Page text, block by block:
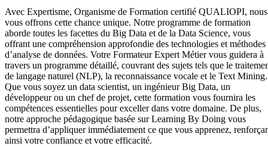
Avec Expertisme, Organisme de Formation certifié QUALIOPI, nous
vous offrons cette chance unique. Notre programme de formation
aborde toutes les facettes du Big Data et de la Data Science, vous
offrant une compréhension approfondie des technologies et méthodes
d’analyse de données. Votre Formateur Expert Métier vous guidera à
travers un programme détaillé, couvrant des sujets tels que le
de langage naturel (NLP), la reconnaissance vocale et le Text Mining.
Que vous soyez un data scientist, un ingénieur Big Data, un
développeur ou un chef de projet, cette formation vous fournira les
compétences essentielles pour exceller dans votre domaine. De plus,
notre approche pédagogique basée sur Learning By Doing vous
permettra d’appliquer immédiatement ce que vous apprenez,
ainsi votre confiance et votre efficacité.